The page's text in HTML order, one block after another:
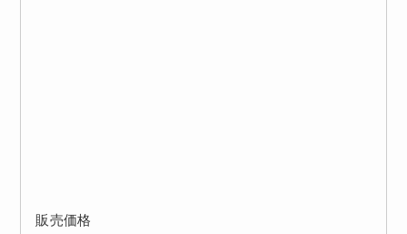
販売価格